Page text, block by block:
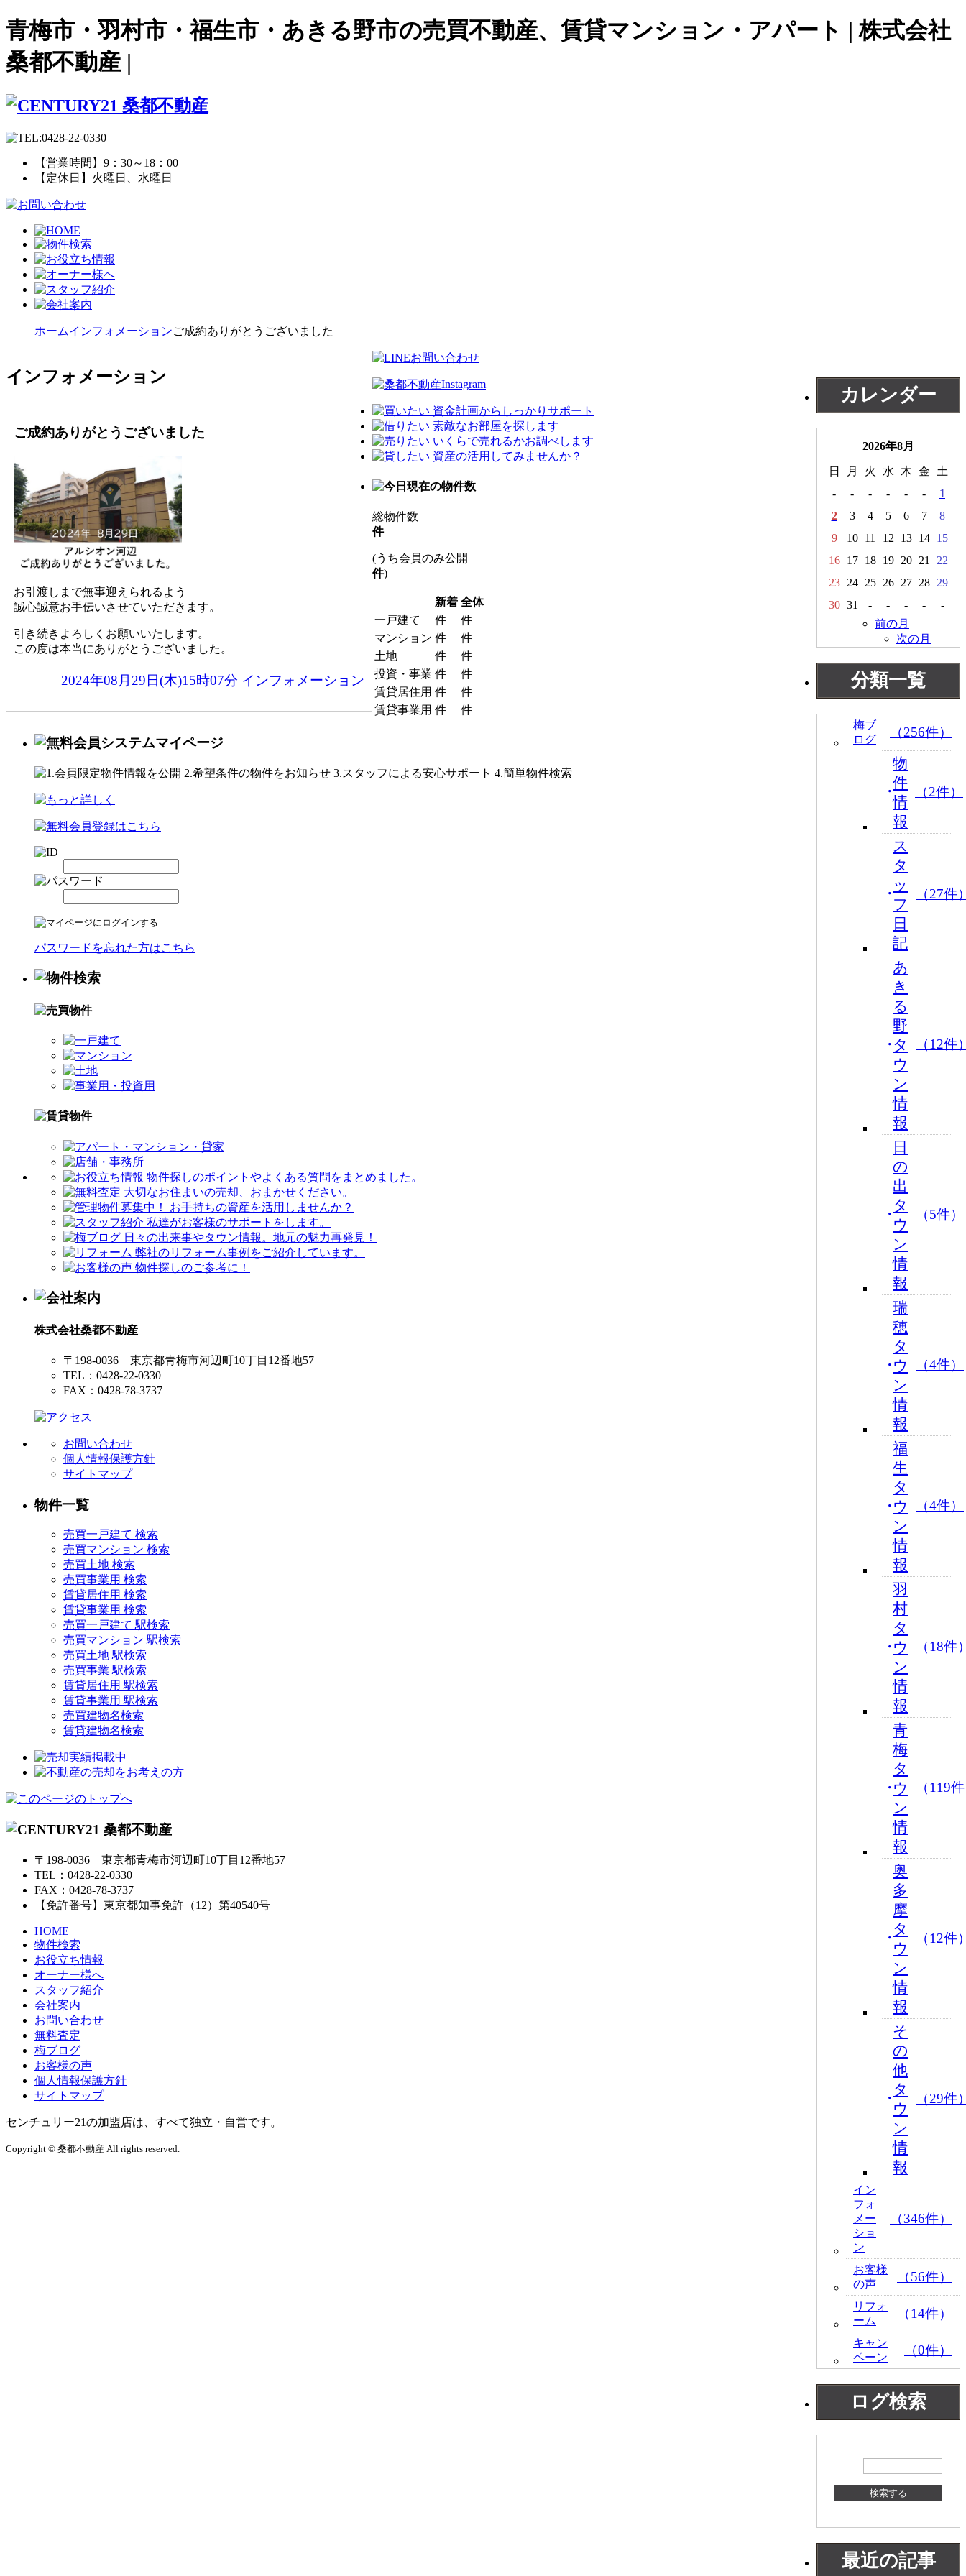
青梅市・羽村市・福生市・あきる野市の売買不動産、賃貸マンション・アパート | 株式会社
桑都不動産 |
【営業時間】9：30～18：00
【定休日】火曜日、水曜日
ホームインフォメーションご成約ありがとうございました
インフォメーション
ご成約ありがとうございました
お引渡しまで無事迎えられるよう
誠心誠意お手伝いさせていただきます。
引き続きよろしくお願いいたします。
この度は本当にありがとうございました。
2024年08月29日(木)15時07分 インフォメーション
カレンダー
2026年8月
日 月 火 水 木 金
土
-
- - - - -
1
2
3 4 5 6 7
8
9
10 11 12 13 14
15
16
17 18 19 20 21
22
23
24 25 26 27 28
29
30 31 - - - -
-
前の月
次の月
分類一覧
梅ブ
ログ
（256件）
物
件
情
報
（2件）
ス
タ
ッ
フ
日
記
（27件
あ
き
る
野
タ
ウ
ン
情
報
（12件
日
の
出
タ
ウ
ン
情
報
（5件）
瑞
穂
タ
ウ
ン
情
報
（4件）
福
生
タ
ウ
ン
情
報
（4件）
羽
村
タ
ウ
ン
情
報
（18件
青
梅
タ
ウ
ン
情
報
（119
奥
多
摩
タ
ウ
ン
情
報
（12件
そ
の
他
タ
ウ
ン
情
報
（29件
イン
フォ
メー
ショ
ン
（346件）
お客様
の声
（56件）
リフォ
ーム
（14件）
キャン
ペーン
（0件）
ログ検索
最近の記事
総物件数
件
(うち会員のみ公開
件)
新着 全体
一戸建て
件
件
マンション 件
件
土地
件
件
投資・事業 件
件
賃貸居住用 件
件
賃貸事業用 件 件
パスワードを忘れた方はこちら
株式会社桑都不動産
〒198-0036 東京都青梅市河辺町10丁目12番地57
TEL：0428-22-0330
FAX：0428-78-3737
お問い合わせ
個人情報保護方針
サイトマップ
物件一覧
売買一戸建て 検索
売買マンション 検索
売買土地 検索
売買事業用 検索
賃貸居住用 検索
賃貸事業用 検索
売買一戸建て 駅検索
売買マンション 駅検索
売買土地 駅検索
売買事業 駅検索
賃貸居住用 駅検索
賃貸事業用 駅検索
売買建物名検索
賃貸建物名検索
〒198-0036 東京都青梅市河辺町10丁目12番地57
TEL：0428-22-0330
FAX：0428-78-3737
【免許番号】東京都知事免許（12）第40540号
HOME
物件検索
お役立ち情報
オーナー様へ
スタッフ紹介
会社案内
お問い合わせ
無料査定
梅ブログ
お客様の声
個人情報保護方針
サイトマップ
センチュリー21の加盟店は、すべて独立・自営です。
Copyright © 桑都不動産 All rights reserved.